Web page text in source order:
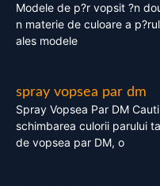
Modele de p?r vopsit ?n
n materie de culoare a
ales modele
spray vopsea par dm
Spray Vopsea Par DM
schimbarea culorii parului
de vopsea par DM, o